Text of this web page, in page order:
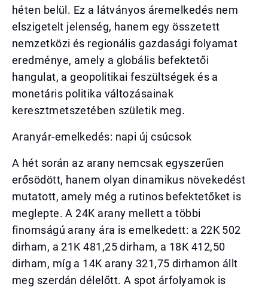
héten belül. Ez a látványos áremelkedés nem
elszigetelt jelenség, hanem egy összetett
nemzetközi és regionális gazdasági folyamat
eredménye, amely a globális befektetői
hangulat, a geopolitikai feszültségek és a
monetáris politika változásainak
keresztmetszetében születik meg.
Aranyár-emelkedés: napi új csúcsok
A hét során az arany nemcsak egyszerűen
erősödött, hanem olyan dinamikus növekedést
mutatott, amely még a rutinos befektetőket is
meglepte. A 24K arany mellett a többi
finomságú arany ára is emelkedett: a 22K 502
dirham, a 21K 481,25 dirham, a 18K 412,50
dirham, míg a 14K arany 321,75 dirhamon állt
meg szerdán délelőtt. A spot árfolyamok is